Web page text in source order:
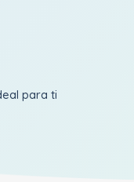
para ti